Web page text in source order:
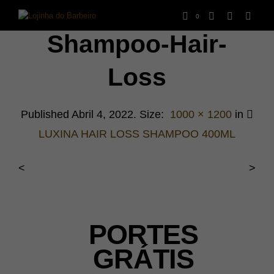
0
Shampoo-Hair-
Loss
Published Abril 4, 2022. Size: 1000 × 1200 in
LUXINA HAIR LOSS SHAMPOO 400ML
< >
PORTES
GRÁTIS